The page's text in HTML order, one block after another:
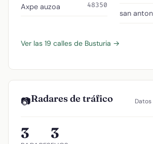
Axpe auzoa 48350
san
Ver las 19 calles de Busturia →
📷Radares de tráfico
3 3